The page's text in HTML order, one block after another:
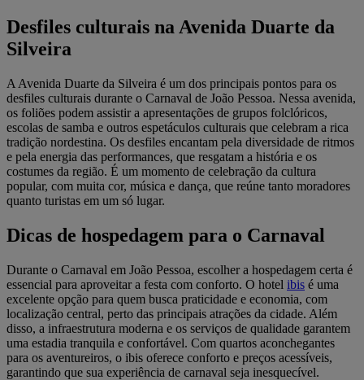
Desfiles culturais na Avenida Duarte da
Silveira
A Avenida Duarte da Silveira é um dos principais pontos para os
desfiles culturais durante o Carnaval de João Pessoa. Nessa avenida,
os foliões podem assistir a apresentações de grupos folclóricos,
escolas de samba e outros espetáculos culturais que celebram a rica
tradição nordestina. Os desfiles encantam pela diversidade de ritmos
e pela energia das performances, que resgatam a história e os
costumes da região. É um momento de celebração da cultura
popular, com muita cor, música e dança, que reúne tanto moradores
quanto turistas em um só lugar.
Dicas de hospedagem para o Carnaval
Durante o Carnaval em João Pessoa, escolher a hospedagem certa é
essencial para aproveitar a festa com conforto. O hotel ibis é uma
excelente opção para quem busca praticidade e economia, com
localização central, perto das principais atrações da cidade. Além
disso, a infraestrutura moderna e os serviços de qualidade garantem
uma estadia tranquila e confortável. Com quartos aconchegantes
para os aventureiros, o ibis oferece conforto e preços acessíveis,
garantindo que sua experiência de carnaval seja inesquecível.